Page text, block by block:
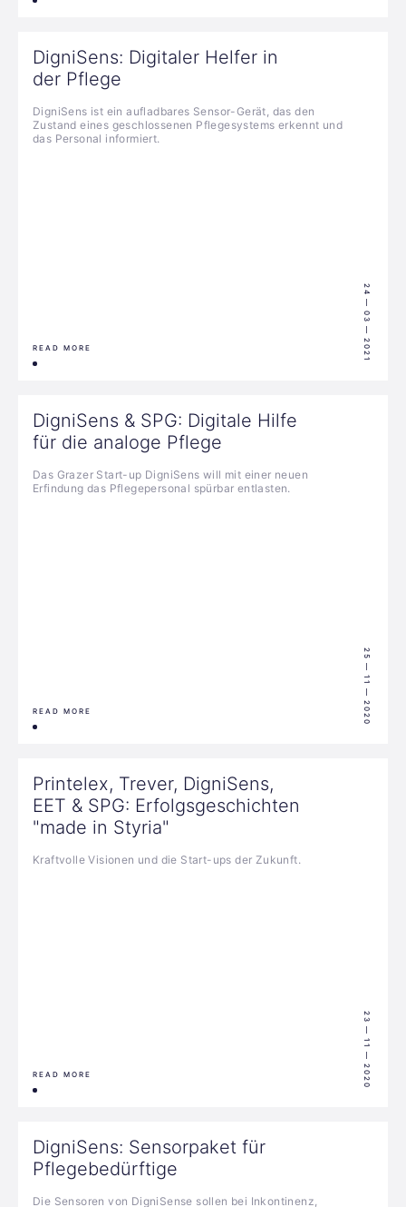
DigniSens: Digitaler Helfer in
der Pflege
DigniSens ist ein aufladbares Sensor-Gerät, das den
Zustand eines geschlossenen Pflegesystems erkennt und
das Personal informiert.
READ MORE 24 — 03 — 2021
DigniSens & SPG: Digitale Hilfe
für die analoge Pflege
Das Grazer Start-up DigniSens will mit einer neuen
Erfindung das Pflegepersonal spürbar entlasten.
READ MORE 25 — 11 — 2020
Printelex, Trever, DigniSens,
EET & SPG: Erfolgsgeschichten
"made in Styria"
Kraftvolle Visionen und die Start-ups der Zukunft.
READ MORE 23 — 11 — 2020
DigniSens: Sensorpaket für
Pflegebedürftige
Die Sensoren von DigniSense sollen bei Inkontinenz,